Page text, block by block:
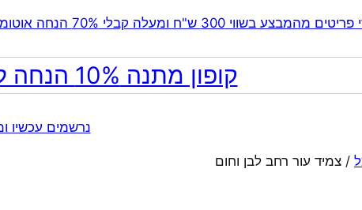
בשווי 300 ש"ח ומעלה קבלי 70% הנחה אוטומטית בקופה על התכשיטים שבקטגוריית המבצע | ללא כפל מבצעים
קופון מתנה 10% הנחה לרכישה ראשונה באתר!
נרשמים עכשיו
/ צמיד עור רחב לבן וחום